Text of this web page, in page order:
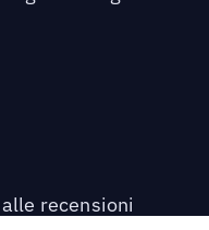
recensioni